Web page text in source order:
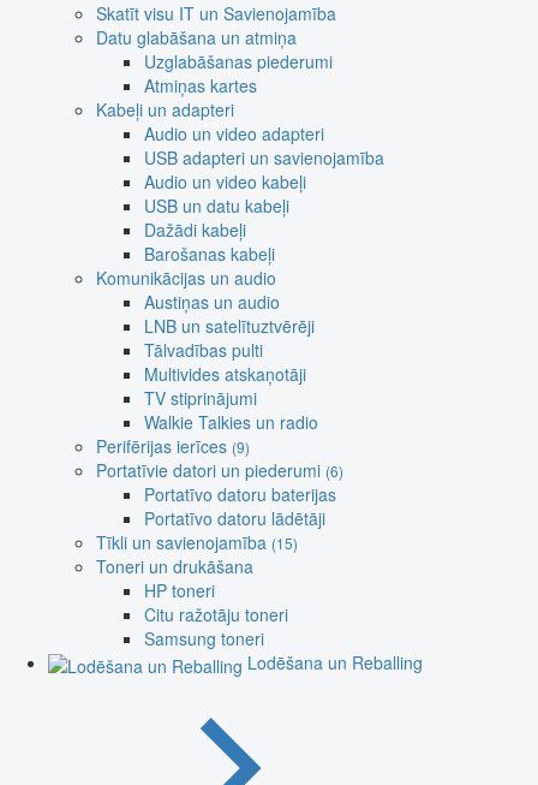
Skatīt visu IT un Savienojamība
Datu glabāšana un atmiņa
Uzglabāšanas piederumi
Atmiņas kartes
Kabeļi un adapteri
Audio un video adapteri
USB adapteri un savienojamība
Audio un video kabeļi
USB un datu kabeļi
Dažādi kabeļi
Barošanas kabeļi
Komunikācijas un audio
Austiņas un audio
LNB un satelītuztvērēji
Tālvadības pulti
Multivides atskaņotāji
TV stiprinājumi
Walkie Talkies un radio
Perifērijas ierīces (9)
Portatīvie datori un piederumi (6)
Portatīvo datoru baterijas
Portatīvo datoru lādētāji
Tīkli un savienojamība (15)
Toneri un drukāšana
HP toneri
Citu ražotāju toneri
Samsung toneri
Lodēšana un Reballing